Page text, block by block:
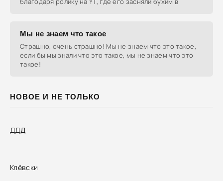
НОВОЕ И НЕ ТОЛЬКО
ДДД
Клёвски
Мы не знаем что такое
Страшно, очень страшно! Мы не знаем что это такое,
если бы мы знали что это такое, мы не знаем что это
такое!